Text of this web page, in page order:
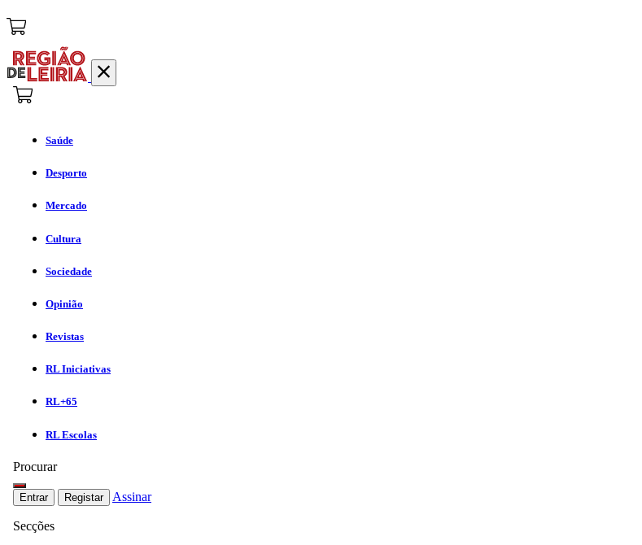
Saúde
Desporto
Mercado
Cultura
Sociedade
Opinião
Revistas
RL Iniciativas
RL+65
RL Escolas
Procurar
Entrar Registar Assinar
Secções